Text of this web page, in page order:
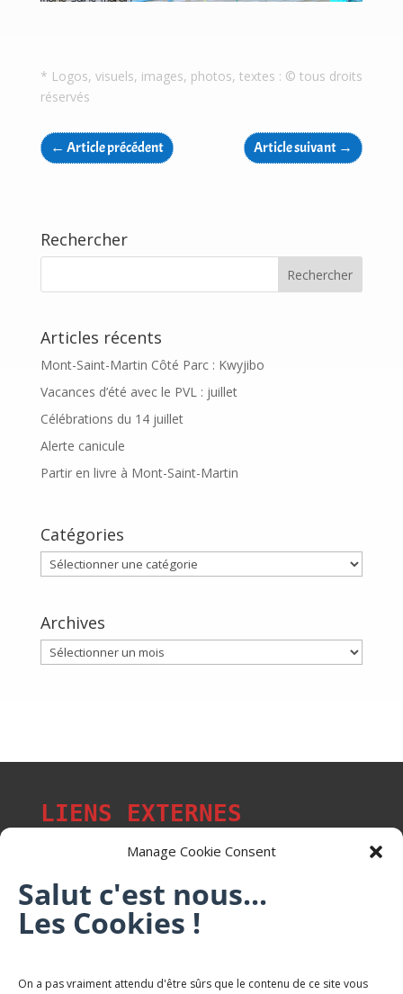
Manage Cookie Consent
Salut c'est nous...
Les Cookies !
On a pas vraiment attendu d'être sûrs que le contenu de ce site vous
* Logos, visuels, images, photos, textes : © tous droits
réservés
← Article précédent Article suivant →
Rechercher
Articles récents
Mont-Saint-Martin Côté Parc : Kwyjibo
Vacances d’été avec le PVL : juillet
Célébrations du 14 juillet
Alerte canicule
Partir en livre à Mont-Saint-Martin
Catégories
Catégories
Archives
Archives
LIENS EXTERNES
Les p'tits citoyens de Mont-Saint-Martin
Trail Saintmartinois Daniel FEITE